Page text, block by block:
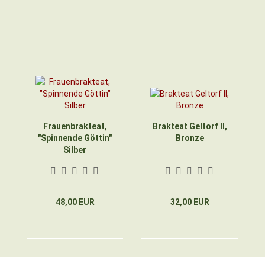
Frauenbrakteat,
"Spinnende Göttin"
Silber
48,00 EUR
Brakteat Geltorf II,
Bronze
32,00 EUR